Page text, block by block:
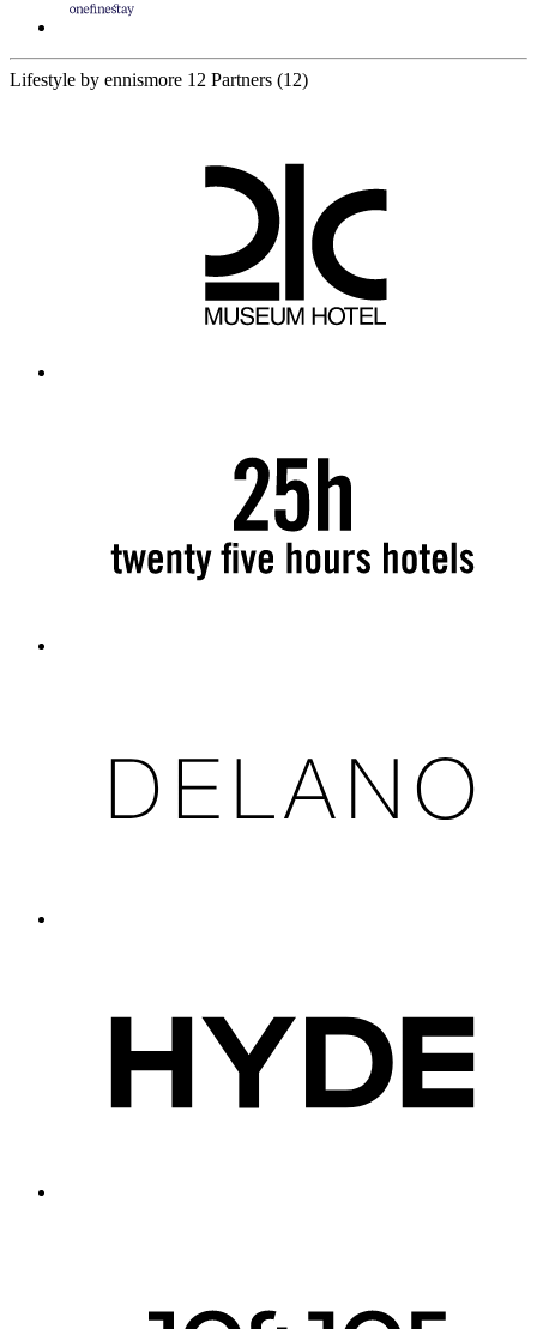
Lifestyle by ennismore 12 Partners (12)